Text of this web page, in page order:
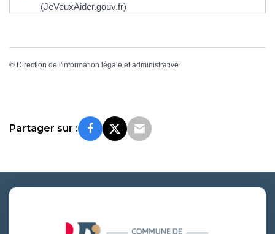
(JeVeuxAider.gouv.fr)
© Direction de l'information légale et administrative
Partager sur :